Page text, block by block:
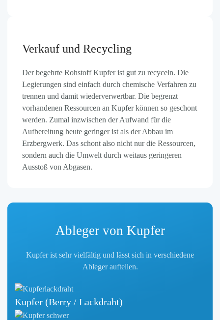
Verkauf und Recycling
Der begehrte Rohstoff Kupfer ist gut zu recyceln. Die
Legierungen sind einfach durch chemische Verfahren zu
trennen und damit wiederverwertbar. Die begrenzt
vorhandenen Ressourcen an Kupfer können so geschont
werden. Zumal inzwischen der Aufwand für die
Aufbereitung heute geringer ist als der Abbau im
Erzbergwerk. Das schont also nicht nur die Ressourcen,
sondern auch die Umwelt durch weitaus geringeren
Ausstoß von Abgasen.
Ableger von Kupfer
Kupfer ist sehr vielfältig und lässt sich in verschiedene
Ableger aufteilen.
Kupfer (Berry / Lackdraht)